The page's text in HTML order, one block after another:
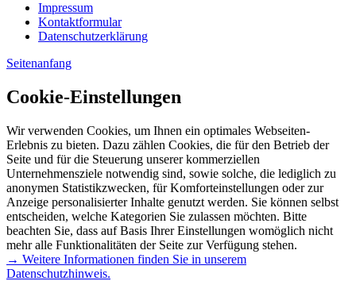
Impressum
Kontaktformular
Datenschutzerklärung
Seitenanfang
Cookie-Einstellungen
Wir verwenden Cookies, um Ihnen ein optimales Webseiten-
Erlebnis zu bieten. Dazu zählen Cookies, die für den Betrieb der
Seite und für die Steuerung unserer kommerziellen
Unternehmensziele notwendig sind, sowie solche, die lediglich zu
anonymen Statistikzwecken, für Komforteinstellungen oder zur
Anzeige personalisierter Inhalte genutzt werden. Sie können selbst
entscheiden, welche Kategorien Sie zulassen möchten. Bitte
beachten Sie, dass auf Basis Ihrer Einstellungen womöglich nicht
mehr alle Funktionalitäten der Seite zur Verfügung stehen.
→ Weitere Informationen finden Sie in unserem
Datenschutzhinweis.